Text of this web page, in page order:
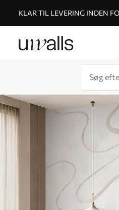
KLAR TIL LEVERING INDEN